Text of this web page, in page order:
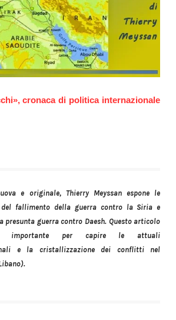
cronaca di politica internazionale
e originale, Thierry Meyssan espone le
del fallimento della guerra contro la Siria e
guerra contro Daesh. Questo articolo
importante per capire le attuali
e la cristallizzazione dei conflitti nel